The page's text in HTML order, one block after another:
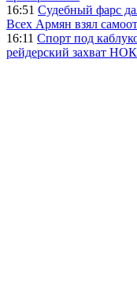
16:51 Судебный фарс
Всех Армян взял
16:11 Спорт под
рейдерский захват